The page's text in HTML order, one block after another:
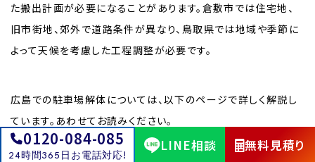
0120-084-085
24時間365日お電話対応!
LINE相談 無料見積り
た搬出計画が必要になることがあります。倉敷市では住宅地、
旧市街地、郊外で道路条件が異なり、鳥取県では地域や季節に
よって天候を考慮した工程調整が必要です。
広島での駐車場解体については、以下のページで詳しく解説し
ています。あわせてお読みください。